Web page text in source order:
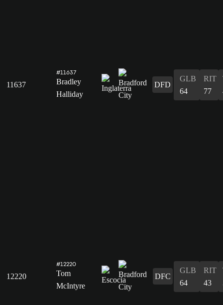
11637
#11637
Bradley
Halliday
DFD
GLB
64
RIT
77
12220
#12220
Tom
McIntyre
DFC
GLB
64
RIT
43